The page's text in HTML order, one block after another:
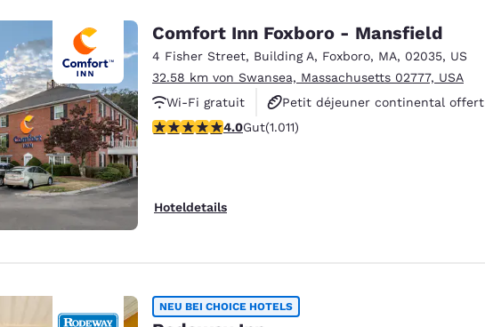
Comfort Inn Foxboro - Mansfield
4 Fisher Street, Building A, Foxboro, MA, 02035, US
32.58 km von Swansea, Massachusetts 02777, USA
Wi-Fi gratuit
Petit déjeuner continental offert
Petit déjeuner chaud offert
3.99-Sterne-Bewertung. Gut. 1011 Bewertungen
4.0Gut(1.011)
Hoteldetails
NEU BEI CHOICE HOTELS